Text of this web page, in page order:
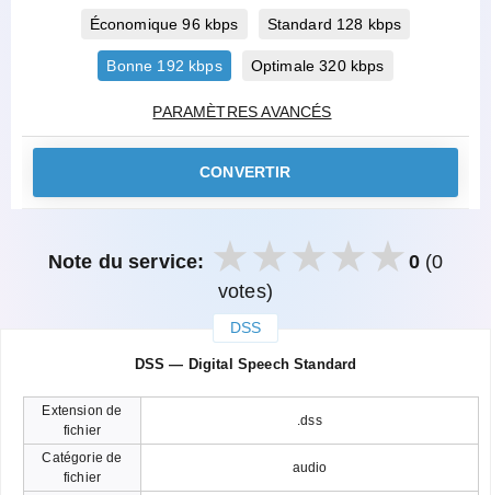
Économique 96 kbps Standard 128 kbps
Bonne 192 kbps Optimale 320 kbps
PARAMÈTRES AVANCÉS
CONVERTIR
Note du service: 0(0
votes)
DSS
DSS — Digital Speech Standard
Extension de
fichier
.dss
Catégorie de
fichier
audio